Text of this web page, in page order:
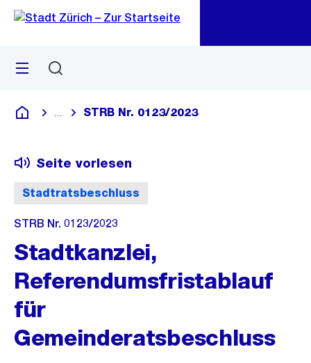
Navigation
Sprunglink
Menü
Deutsch
Blende alle Breadcrumbs ein
STRB Nr. 0123/2023
Stadtratsbeschluss
Seite vorlesen
STRB Nr. 0123/2023
Stadtkanzlei,
Referendumsfristablauf
für
Gemeinderatsbeschluss